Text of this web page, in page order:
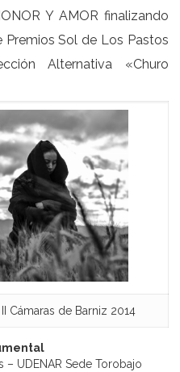
Y AMOR finalizando
Sol de Los Pastos
Alternativa «Churo
Cámaras de Barniz 2014
UDENAR Sede Torobajo